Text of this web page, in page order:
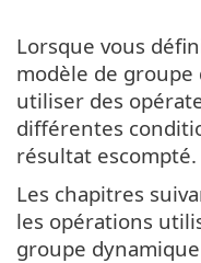
Lorsque vous
modèle de groupe
utiliser des
différentes
résultat escompté.
Les chapitres
les opérations
groupe